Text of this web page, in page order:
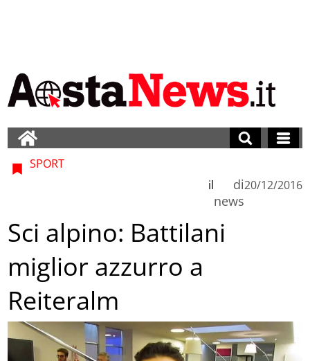
SPORT
di
news
il 20/12/2016
Sci alpino: Battilani
miglior azzurro a
Reiteralm